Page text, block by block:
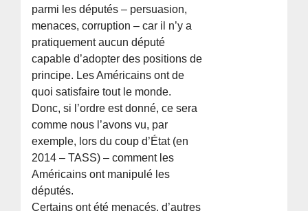
parmi les députés – persuasion,
menaces, corruption – car il n’y a
pratiquement aucun député
capable d’adopter des positions de
principe. Les Américains ont de
quoi satisfaire tout le monde.
Donc, si l’ordre est donné, ce sera
comme nous l’avons vu, par
exemple, lors du coup d’État (en
2014 – TASS) – comment les
Américains ont manipulé les
députés.
Certains ont été menacés, d’autres